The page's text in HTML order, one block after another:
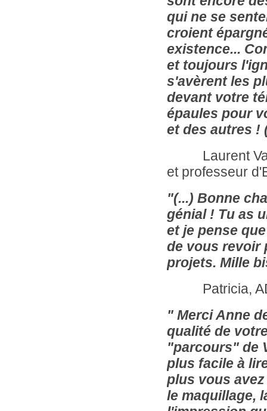
qui ne se
croient
existence...
et toujours
s'avèrent les
devant votre
épaules pour
et des autres !
Laurent
et professeur
"(...) Bonne
génial ! Tu as
et je pense
de vous revoir
projets. Mille
Patricia,
" Merci Anne
qualité de
"parcours" de
plus facile à
plus vous
le maquillage,